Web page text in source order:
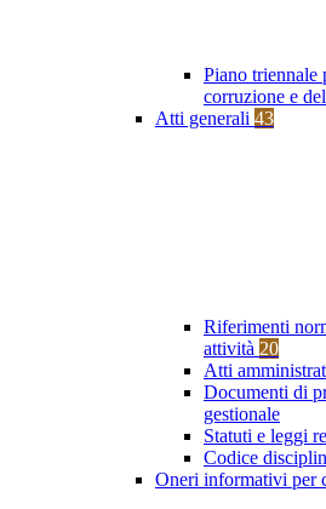
Piano triennale
corruzione e
Atti generali 43
Riferimenti
attività 20
Atti
Documenti di
gestionale
Statuti e leggi
Codice
Oneri informativi per